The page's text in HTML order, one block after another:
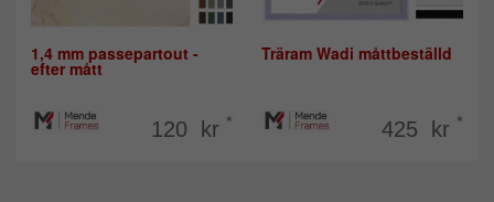
1,4 mm passepartout -
efter mått
120 kr *
Träram Wadi måttbeställd
425 kr *